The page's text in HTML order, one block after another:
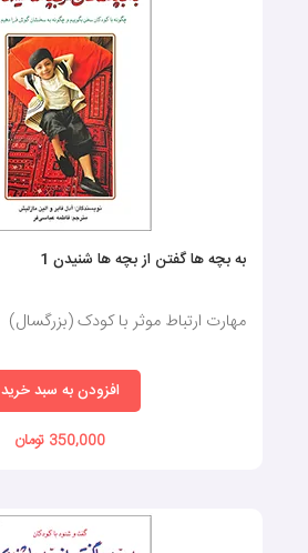
به بچه ها گفتن از بچه ها شنیدن 1
مهارت ارتباط موثر با کودک (بزرگسال)
افزودن به سبد خرید
350,000 تومان